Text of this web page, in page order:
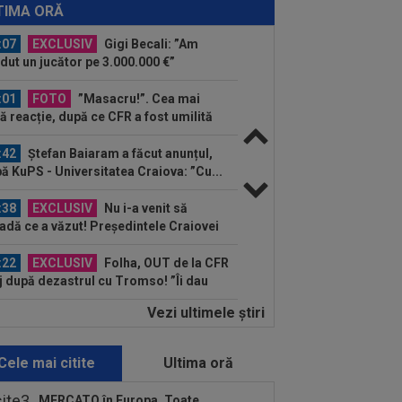
ORĂ
Marius Baciu: ”Cu asta, basta. Ar
să spun niște...
EXCLUSIV
Gigi Becali: ”Am
un jucător pe 3.000.000 €”
FOTO
”Masacru!”. Cea mai
reacție, după ce CFR a fost umilită
Ștefan Baiaram a făcut anunțul,
KuPS - Universitatea Craiova: ”Cu...
EXCLUSIV
Nu i-a venit să
ce a văzut! Președintele Craiovei
EXCLUSIV
Folha, OUT de la CFR
după dezastrul cu Tromso! ”Îi dau
De neînțeles!
Camora a spus de ce România e
Norvegia la fotbal, după umilința din
Vezi ultimele ştiri
mai citite Ultima oră